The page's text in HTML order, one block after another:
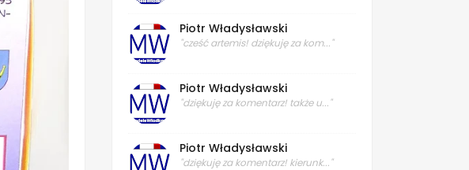
Piotr Władysławski
"cześć artemis! dziękuję za kom..."
Piotr Władysławski
"dziękuję za komentarz! także u..."
Piotr Władysławski
"dziękuję za komentarz! kierunk..."